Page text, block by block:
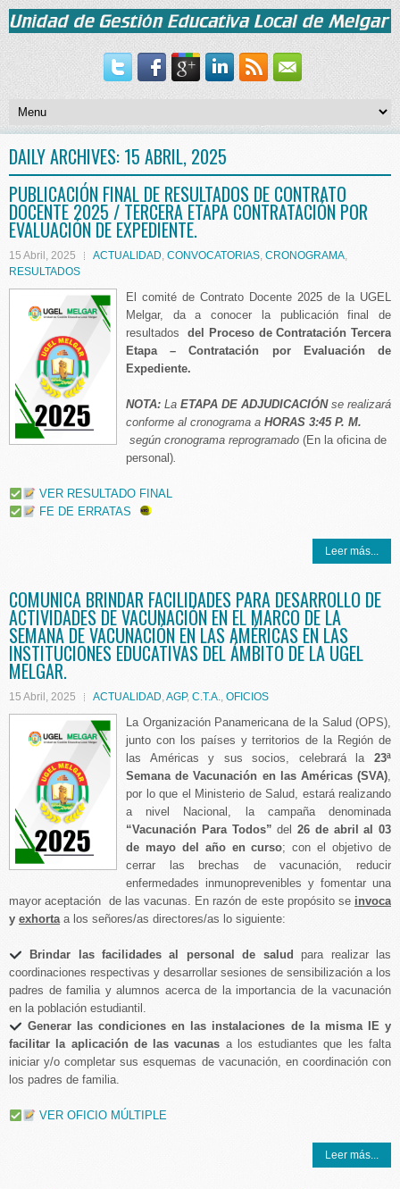
DAILY ARCHIVES: 15 ABRIL, 2025
PUBLICACIÓN FINAL DE RESULTADOS DE CONTRATO
DOCENTE 2025 / TERCERA ETAPA CONTRATACIÓN POR
EVALUACIÓN DE EXPEDIENTE.
15 Abril, 2025 ACTUALIDAD, CONVOCATORIAS, CRONOGRAMA,
RESULTADOS
El comité de Contrato Docente 2025 de la UGEL
Melgar, da a conocer la publicación final de
resultados
del Proceso de Contratación Tercera
Etapa – Contratación por Evaluación de
Expediente.
NOTA: La ETAPA DE ADJUDICACIÓN se realizará
conforme al cronograma a HORAS 3:45 P. M.
según cronograma reprogramado (En la oficina de
personal).
VER RESULTADO FINAL
FE DE ERRATAS
Leer más...
COMUNICA BRINDAR FACILIDADES PARA DESARROLLO DE
ACTIVIDADES DE VACUNACIÓN EN EL MARCO DE LA
SEMANA DE VACUNACIÓN EN LAS AMÉRICAS EN LAS
INSTITUCIONES EDUCATIVAS DEL ÁMBITO DE LA UGEL
MELGAR.
15 Abril, 2025 ACTUALIDAD,AGP, C.T.A., OFICIOS
La Organización Panamericana de la Salud (OPS),
junto con los países y territorios de la Región de
las Américas y sus socios, celebrará la 23ª
Semana de Vacunación en las Américas (SVA),
por lo que el Ministerio de Salud, estará realizando
a nivel Nacional, la campaña denominada
“Vacunación Para Todos” del 26 de abril al 03
de mayo del año en curso; con el objetivo de
cerrar las brechas de vacunación, reducir
enfermedades inmunoprevenibles y fomentar una
mayor aceptación de las vacunas. En razón de este propósito se invoca
y exhortaa los señores/as directores/as lo siguiente:
Brindar las facilidades al personal de salud
para realizar las
coordinaciones respectivas y desarrollar sesiones de sensibilización a los
padres de familia y alumnos acerca de la importancia de la vacunación
en la población estudiantil.
Generar las condiciones en las instalaciones de la misma IE y
facilitar la aplicación de las vacunas a los estudiantes que les falta
iniciar y/o completar sus esquemas de vacunación, en coordinación con
los padres de familia.
VER OFICIO MÚLTIPLE
Leer más...